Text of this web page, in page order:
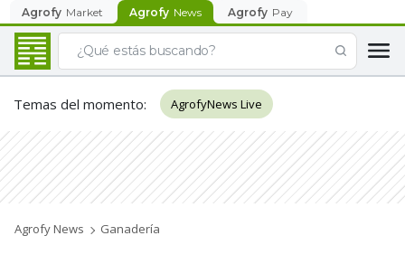
Agrofy Market Agrofy News Agrofy Pay
Temas del momento: AgrofyNews Live
Agrofy News Ganadería